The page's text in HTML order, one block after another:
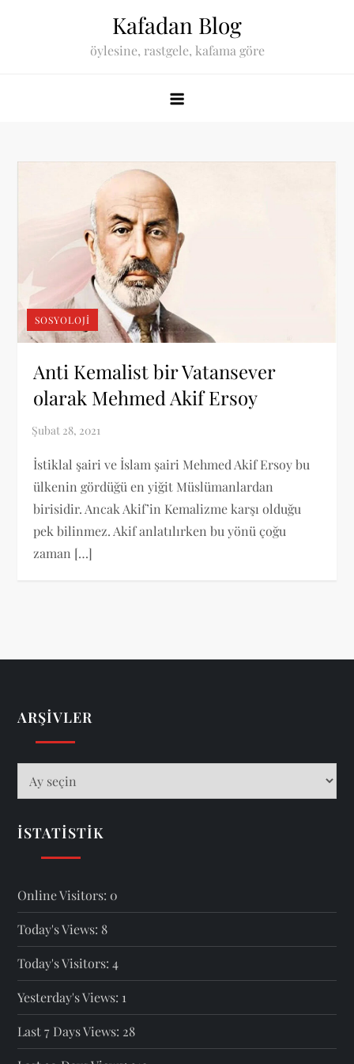
Kafadan Blog
öylesine, rastgele, kafama göre
SOSYOLOJI
Anti Kemalist bir Vatansever
olarak Mehmed Akif Ersoy
İstiklal şairi ve İslam şairi Mehmed Akif Ersoy bu
ülkenin gördüğü en yiğit Müslümanlardan
birisidir. Ancak Akif’in Kemalizme karşı olduğu
pek bilinmez. Akif anlatılırken bu yönü çoğu
zaman […]
ARŞIVLER
İSTATISTIK
Online Visitors: 0
Today's Views:8
Today's Visitors:4
Yesterday's Views: 1
Last 7 Days Views: 28